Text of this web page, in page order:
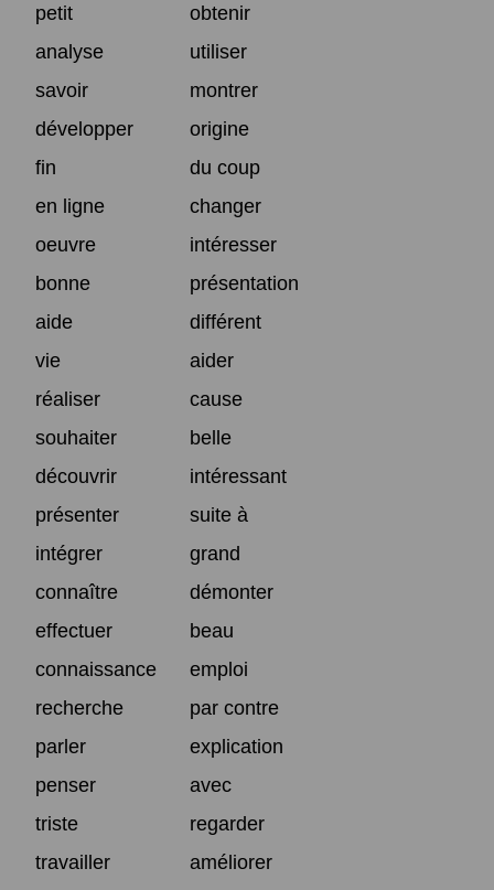
petit
obtenir
analyse
utiliser
savoir
montrer
développer
origine
fin
du coup
en ligne
changer
oeuvre
intéresser
bonne
présentation
aide
différent
vie
aider
réaliser
cause
souhaiter
belle
découvrir
intéressant
présenter
suite à
intégrer
grand
connaître
démonter
effectuer
beau
connaissance
emploi
recherche
par contre
parler
explication
penser
avec
triste
regarder
travailler
améliorer